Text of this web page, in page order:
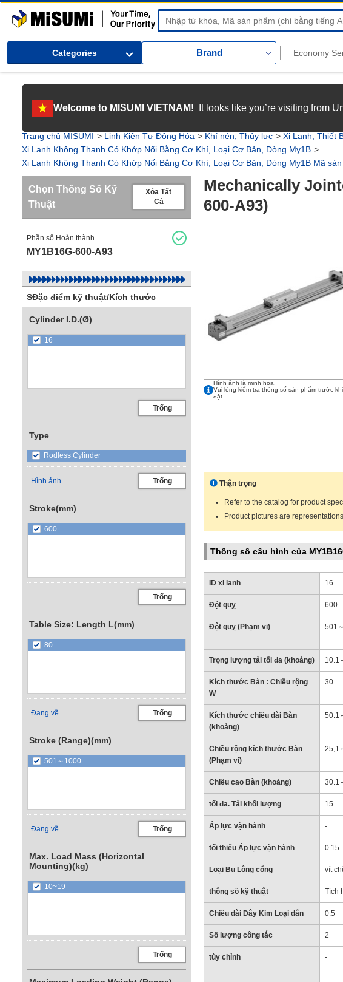
MiSUMi
Categories Brand
Welcome to MISUMI VIETNAM! It looks like you’re visiting from
[Recruitment] We're hiring! Grab your ultimate career opportunity & enjoy top-tier benefits at
Trang chủ MISUMI Linh Kiện Tự Động Hóa Khí nén, Thủy lực Xi Lanh, Thiết
Xi Lanh Không Thanh Có Khớp Nối Bằng Cơ Khí, Loại Cơ Bản, Dòng My1B
Xi Lanh Không Thanh Có Khớp Nối Bằng Cơ Khí, Loại Cơ Bản, Dòng My1B Mã
Chọn Thông Số Kỹ
Thuật
Xóa Tất
Cả
Phần số Hoàn thành
MY1B16G-600-A93
SĐặc điểm kỹ thuật/Kích thước
Cylinder I.D.(Ø)
16
Trống
Type
Rodless Cylinder
Hình ảnh Trống
Stroke(mm)
600
Trống
Table Size: Length L(mm)
80
Đang vẽ Trống
Stroke (Range)(mm)
501～1000
Đang vẽ Trống
Max. Load Mass (Horizontal
Mounting)(kg)
10~19
Trống
Mechanically
600-A93)
Hình ảnh là minh họa.
Vui lòng kiểm tra thông số sản phẩm trước khi
đặt.
Thận trọng
Refer to the catalog for product
Product pictures are
Thông số cấu hình của
ID xi lanh 16
Đột quỵ 600
Đột quỵ (Phạm vi) 501
Trọng lượng tải tối đa (khoảng) 10.1
Kích thước Bàn : Chiều rộng
W
30
Kích thước chiều dài Bàn
(khoảng)
50.1
Chiều rộng kích thước Bàn
(Phạm vi)
25,1
Chiều cao Bàn (khoảng) 30.1
tối đa. Tải khối lượng 15
Áp lực vận hành -
tối thiểu Áp lực vận hành 0.15
Loại Bu Lông cổng vít
thông số kỹ thuật Tích
Chiều dài Dây Kim Loại dẫn 0.5
Số lượng công tắc 2
tùy chỉnh -